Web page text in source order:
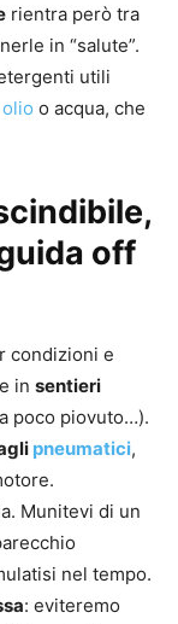
rientra però tra
in “salute”.
utili
olio o acqua, che
off
condizioni e
in sentieri
poco piovuto…).
pneumatici,
Munitevi di un
nel tempo.
: eviteremo